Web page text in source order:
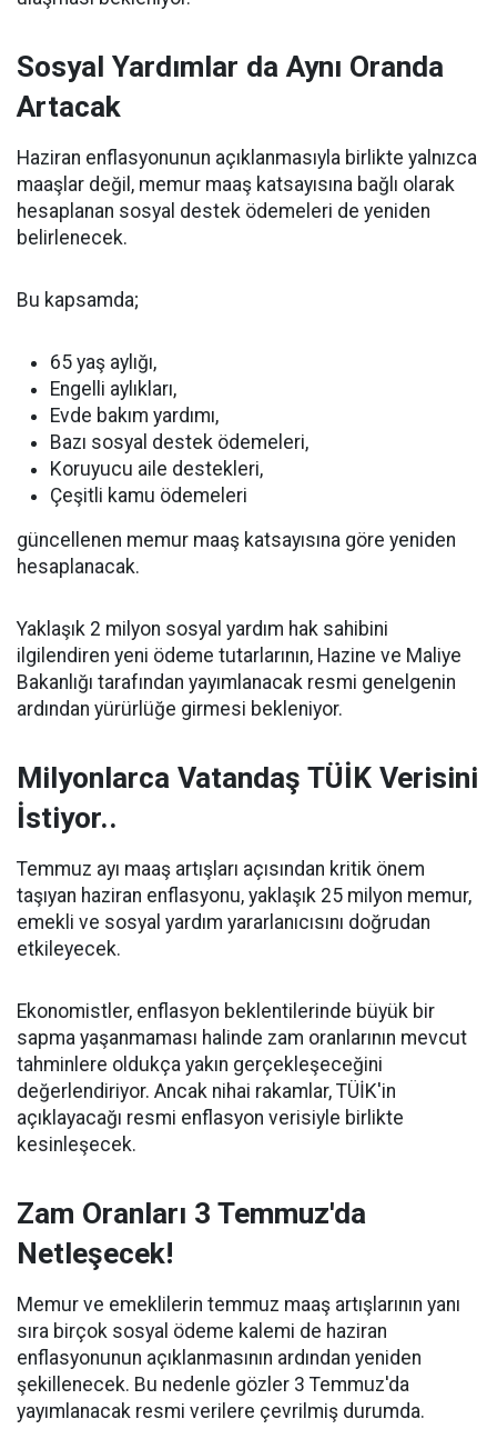
Sosyal Yardımlar da Aynı Oranda
Artacak
Haziran enflasyonunun açıklanmasıyla birlikte yalnızca
maaşlar değil, memur maaş katsayısına bağlı olarak
hesaplanan sosyal destek ödemeleri de yeniden
belirlenecek.
Bu kapsamda;
65 yaş aylığı,
Engelli aylıkları,
Evde bakım yardımı,
Bazı sosyal destek ödemeleri,
Koruyucu aile destekleri,
Çeşitli kamu ödemeleri
güncellenen memur maaş katsayısına göre yeniden
hesaplanacak.
Yaklaşık 2 milyon sosyal yardım hak sahibini
ilgilendiren yeni ödeme tutarlarının, Hazine ve Maliye
Bakanlığı tarafından yayımlanacak resmi genelgenin
ardından yürürlüğe girmesi bekleniyor.
Milyonlarca Vatandaş TÜİK Verisini
İstiyor..
Temmuz ayı maaş artışları açısından kritik önem
taşıyan haziran enflasyonu, yaklaşık 25 milyon memur,
emekli ve sosyal yardım yararlanıcısını doğrudan
etkileyecek.
Ekonomistler, enflasyon beklentilerinde büyük bir
sapma yaşanmaması halinde zam oranlarının mevcut
tahminlere oldukça yakın gerçekleşeceğini
değerlendiriyor. Ancak nihai rakamlar, TÜİK'in
açıklayacağı resmi enflasyon verisiyle birlikte
kesinleşecek.
Zam Oranları 3 Temmuz'da
Netleşecek!
Memur ve emeklilerin temmuz maaş artışlarının yanı
sıra birçok sosyal ödeme kalemi de haziran
enflasyonunun açıklanmasının ardından yeniden
şekillenecek. Bu nedenle gözler 3 Temmuz'da
yayımlanacak resmi verilere çevrilmiş durumda.